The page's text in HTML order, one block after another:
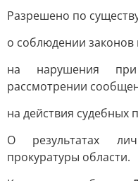
Разрешено по
о соблюдении законов
на нарушения
рассмотрении
на действия судебных
О результатах
прокуратуры области.